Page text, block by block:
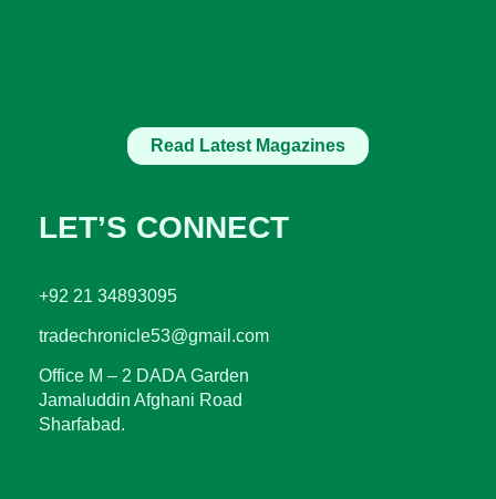
Read Latest Magazines
LET’S CONNECT
+92 21 34893095
tradechronicle53@gmail.com
Office M – 2 DADA Garden
Jamaluddin Afghani Road
Sharfabad.